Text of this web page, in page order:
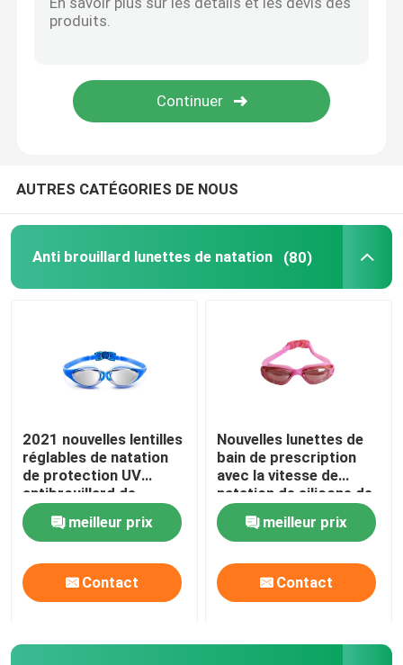
Lunettes de sécurité industrielles
Ailerons de bain de plongée
Lunettes de jockey de cheval
Anti lentille de brouillard
Anti lunettes de plongée de brouillard
Prise d'air de plongée à l'air
AUTRES CATÉGORIES DE NOUS
Anti brouillard lunettes de natation (80)
2021 nouvelles lentilles
réglables de natation
de protection UV
antibrouillard de
lunettes de bain pour
des femmes des
hommes
meilleur prix
Contact
Nouvelles lunettes de
bain de prescription
avec la vitesse de
natation de silicone de
lentille de miroir avec la
protection
antibrouillard et UV
réglable d'ajustement
meilleur prix
Contact